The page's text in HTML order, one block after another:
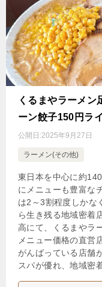
くるまやラーメン
ーン餃子150円ラ
公開日:2025年9月27日
ラーメン(その他)
東日本を中心に約
にメニューも豊富な
は2～3割程度しかな
ら生き残る地域密着
高にて、くるまやラ
メニュー価格の直営
がんばっている店舗
スパが優れ、地域密